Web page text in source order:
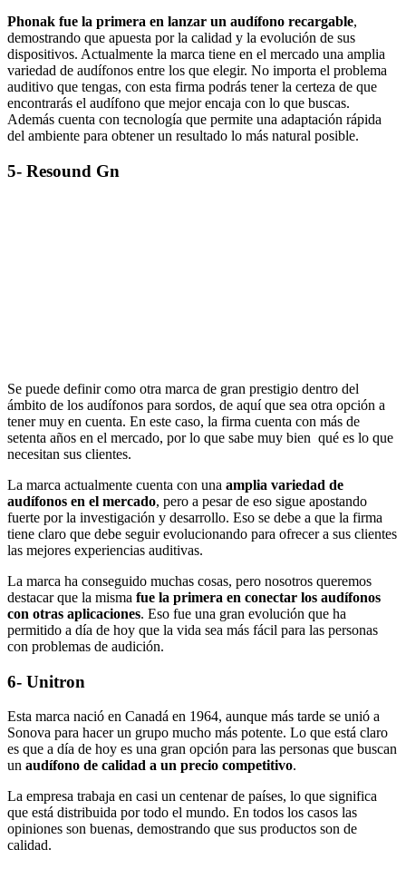
Phonak fue la primera en lanzar un audífono recargable,
demostrando que apuesta por la calidad y la evolución de sus
dispositivos. Actualmente la marca tiene en el mercado una amplia
variedad de audífonos entre los que elegir. No importa el problema
auditivo que tengas, con esta firma podrás tener la certeza de que
encontrarás el audífono que mejor encaja con lo que buscas.
Además cuenta con tecnología que permite una adaptación rápida
del ambiente para obtener un resultado lo más natural posible.
5- Resound Gn
Se puede definir como otra marca de gran prestigio dentro del
ámbito de los audífonos para sordos, de aquí que sea otra opción a
tener muy en cuenta. En este caso, la firma cuenta con más de
setenta años en el mercado, por lo que sabe muy bien qué es lo que
necesitan sus clientes.
La marca actualmente cuenta con una amplia variedad de
audífonos en el mercado, pero a pesar de eso sigue apostando
fuerte por la investigación y desarrollo. Eso se debe a que la firma
tiene claro que debe seguir evolucionando para ofrecer a sus clientes
las mejores experiencias auditivas.
La marca ha conseguido muchas cosas, pero nosotros queremos
destacar que la misma fue la primera en conectar los audífonos
con otras aplicaciones. Eso fue una gran evolución que ha
permitido a día de hoy que la vida sea más fácil para las personas
con problemas de audición.
6- Unitron
Esta marca nació en Canadá en 1964, aunque más tarde se unió a
Sonova para hacer un grupo mucho más potente. Lo que está claro
es que a día de hoy es una gran opción para las personas que buscan
un audífono de calidad a un precio competitivo.
La empresa trabaja en casi un centenar de países, lo que significa
que está distribuida por todo el mundo. En todos los casos las
opiniones son buenas, demostrando que sus productos son de
calidad.